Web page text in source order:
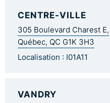
CENTRE-VILLE
305 Boulevard Charest E,
Québec, QC G1K 3H3
Localisation : I01A11
VANDRY